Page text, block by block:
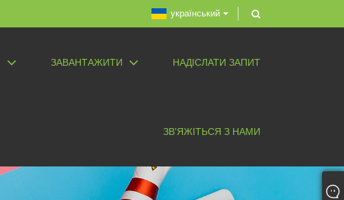
український
ЗАВАНТАЖИТИ НАДІСЛАТИ ЗАПИТ
ЗВ'ЯЖІТЬСЯ З НАМИ